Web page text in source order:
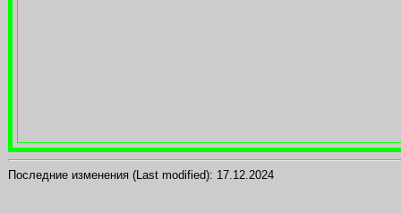
Последние изменения (Last modified): 17.12.2024